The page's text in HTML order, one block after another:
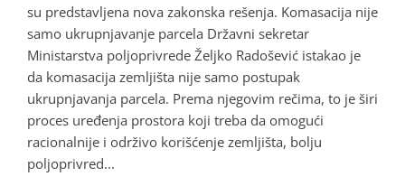
su predstavljena nova zakonska rešenja. Komasacija nije
samo ukrupnjavanje parcela Državni sekretar
Ministarstva poljoprivrede Željko Radošević istakao je
da komasacija zemljišta nije samo postupak
ukrupnjavanja parcela. Prema njegovim rečima, to je širi
proces uređenja prostora koji treba da omogući
racionalnije i održivo korišćenje zemljišta, bolju
poljoprivred...